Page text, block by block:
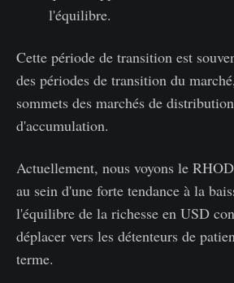
l'équilibre.
Cette période de transition est
des périodes de transition du
sommets des marchés de
d'accumulation.
Actuellement, nous voyons le
au sein d'une forte tendance à la
l'équilibre de la richesse en USD
déplacer vers les détenteurs de
terme.